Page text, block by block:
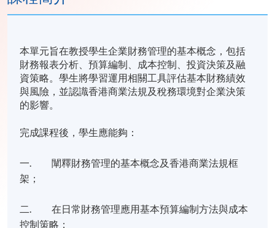
本單元旨在教授學生企業財務管理的基本概念，包括
財務報表分析、預算編制、成本控制、投資決策及融
資策略。學生將學習運用相關工具評估基本財務績效
與風險，並認識香港商業法規及稅務環境對企業決策
的影響。
完成課程後，學生應能夠：
一. 闡釋財務管理的基本概念及香港商業法規框
架；
二. 在日常財務管理應用基本預算編制方法與成本
控制策略；